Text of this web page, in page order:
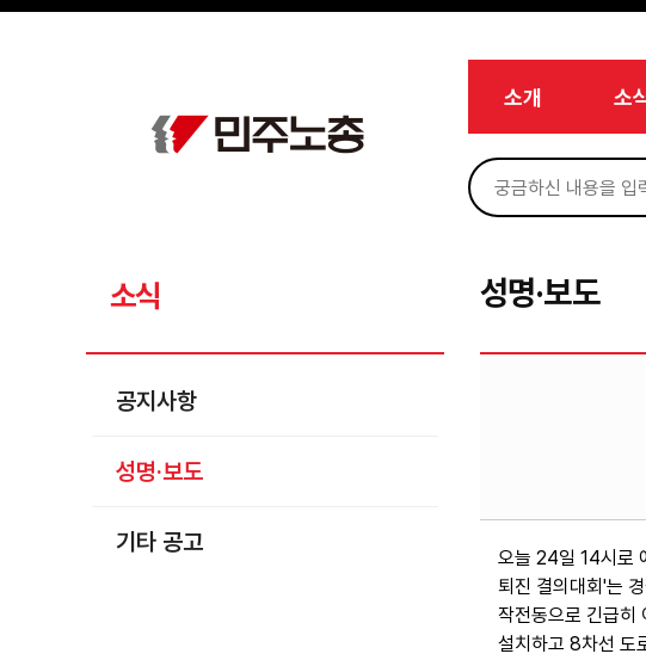
메뉴 건너뛰기
소개 소
소식
공지사항
성명·보도
기타 공고
성명·보도
오늘 24일 14시로
퇴진 결의대회'는
작전동으로 긴급히
설치하고 8차선 도
Sketchbook5, 스케치북5
Sketchbook5, 스케치북5